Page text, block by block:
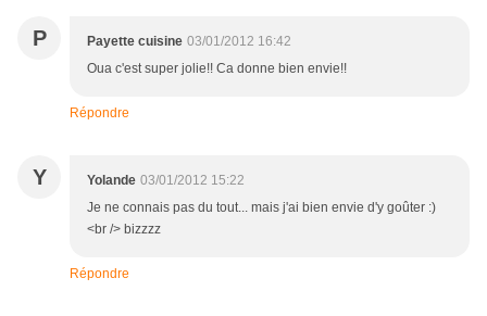
P Payette cuisine 03/01/2012 16:42
Oua c'est super jolie!! Ca donne bien envie!!
Répondre
Y Yolande 03/01/2012 15:22
Je ne connais pas du tout... mais j'ai bien envie d'y goûter :)
<br /> bizzzz
Répondre